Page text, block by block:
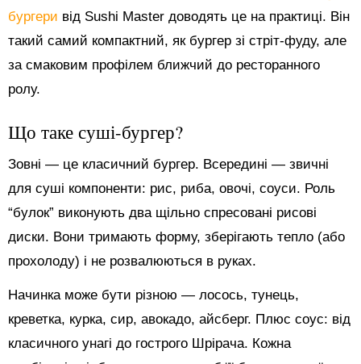
бургери від Sushi Master доводять це на практиці. Він
такий самий компактний, як бургер зі стріт-фуду, але
за смаковим профілем ближчий до ресторанного
ролу.
Що таке суші-бургер?
Зовні — це класичний бургер. Всередині — звичні
для суші компоненти: рис, риба, овочі, соуси. Роль
“булок” виконують два щільно спресовані рисові
диски. Вони тримають форму, зберігають тепло (або
прохолоду) і не розвалюються в руках.
Начинка може бути різною — лосось, тунець,
креветка, курка, сир, авокадо, айсберг. Плюс соус: від
класичного унагі до гострого Шрірача. Кожна